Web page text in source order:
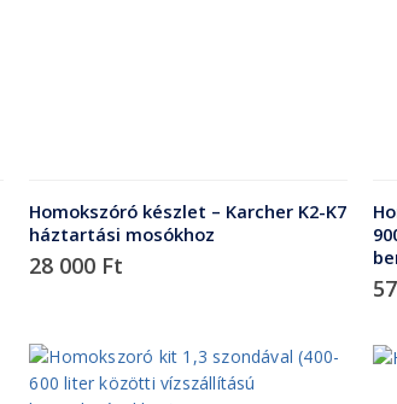
Homokszóró készlet – Karcher K2-K7
háztartási mosókhoz
28 000 Ft